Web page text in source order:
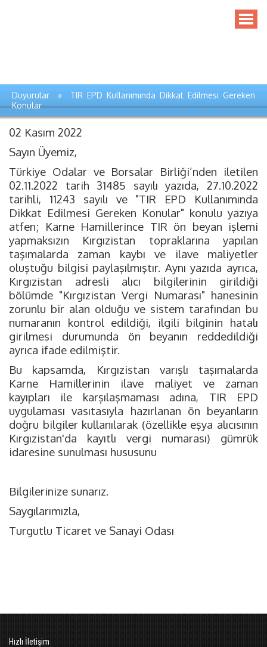
Duyurular » TIR EPD Kullanımında Dikkat Edilmesi Gereken
Konular
02 Kasım 2022
Sayın Üyemiz,
Türkiye Odalar ve Borsalar Birliği’nden iletilen
02.11.2022 tarih 31485 sayılı yazıda, 27.10.2022
tarihli, 11243 sayılı ve "TIR EPD Kullanımında
Dikkat Edilmesi Gereken Konular" konulu yazıya
atfen; Karne Hamillerince TIR ön beyan işlemi
yapmaksızın Kırgızistan topraklarına yapılan
taşımalarda zaman kaybı ve ilave maliyetler
oluştuğu bilgisi paylaşılmıştır. Aynı yazıda ayrıca,
Kırgızistan adresli alıcı bilgilerinin girildiği
bölümde "Kırgızistan Vergi Numarası" hanesinin
zorunlu bir alan olduğu ve sistem tarafından bu
numaranın kontrol edildiği, ilgili bilginin hatalı
girilmesi durumunda ön beyanın reddedildiği
ayrıca ifade edilmiştir.
Bu kapsamda, Kırgızistan varışlı taşımalarda
Karne Hamillerinin ilave maliyet ve zaman
kayıpları ile karşılaşmaması adına, TIR EPD
uygulaması vasıtasıyla hazırlanan ön beyanların
doğru bilgiler kullanılarak (özellikle eşya alıcısının
Kırgızistan'da kayıtlı vergi numarası) gümrük
idaresine sunulması hususunu
Bilgilerinize sunarız.
Saygılarımızla,
Turgutlu Ticaret ve Sanayi Odası
Hızlı İletişim